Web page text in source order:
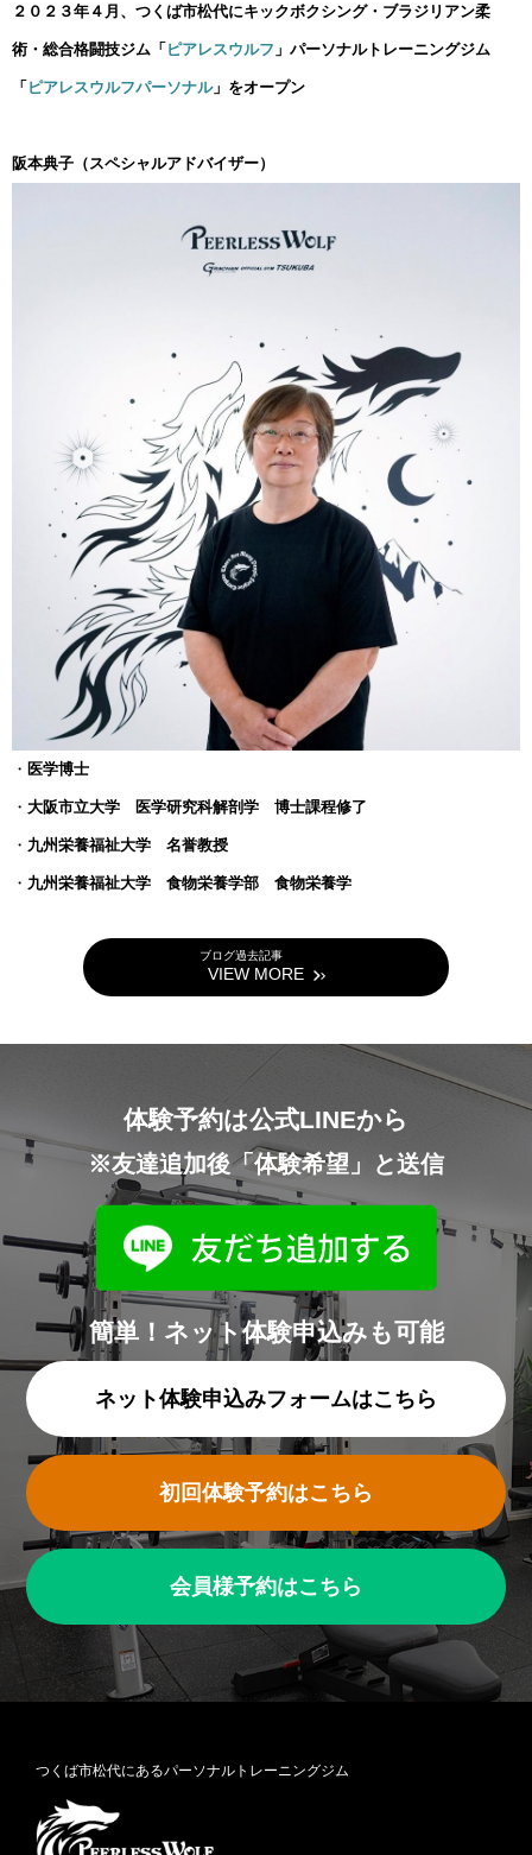
２０２３年４月、つくば市松代にキックボクシング・ブラジリアン柔
術・総合格闘技ジム「 ピアレスウルフ 」パーソナルトレーニングジム
「 ピアレスウルフパーソナル」をオープン
阪本典子（スペシャルアドバイザー）
・ 医学博士
・ 大阪市立大学 医学研究科解剖学 博士課程修了
・ 九州栄養福祉大学 名誉教授
・ 九州栄養福祉大学 食物栄養学部 食物栄養学
ブログ過去記事
VIEW MORE
体験予約は公式LINEから
※友達追加後「体験希望」と送信
簡単！ネット体験申込みも可能
ネット体験申込みフォームはこちら
初回体験予約はこちら
会員様予約はこちら
つくば市松代にあるパーソナルトレーニングジム